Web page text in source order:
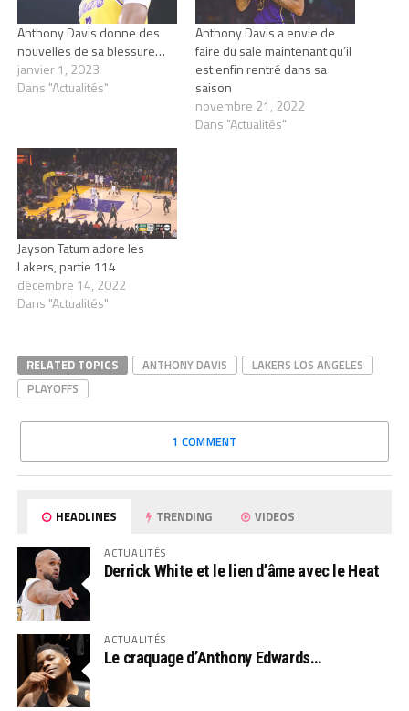
Anthony Davis donne des
nouvelles de sa blessure…
janvier 1, 2023
Dans "Actualités"
Anthony Davis a envie de
faire du sale maintenant qu’il
est enfin rentré dans sa
saison
novembre 21, 2022
Dans "Actualités"
Jayson Tatum adore les
Lakers, partie 114
décembre 14, 2022
Dans "Actualités"
RELATED TOPICS ANTHONY DAVIS
LAKERS LOS ANGELES
PLAYOFFS
1 COMMENT
HEADLINES TRENDING VIDEOS
ACTUALITÉS
Derrick White et le lien d’âme avec le Heat
ACTUALITÉS
Le craquage d’Anthony Edwards…